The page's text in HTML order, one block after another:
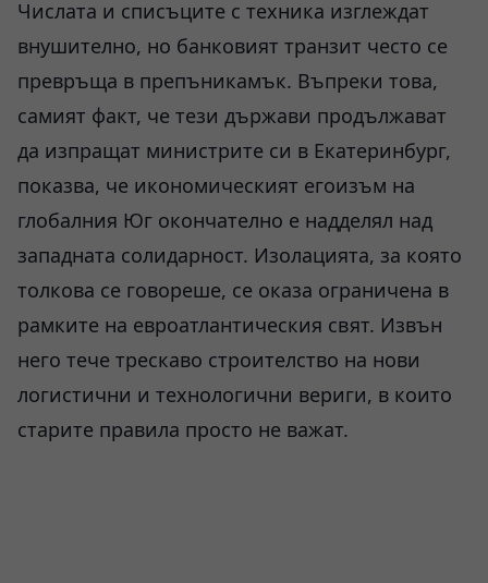
Числата и списъците с техника изглеждат
внушително, но банковият транзит често се
превръща в препъникамък. Въпреки това,
самият факт, че тези държави продължават
да изпращат министрите си в Екатеринбург,
показва, че икономическият егоизъм на
глобалния Юг окончателно е надделял над
западната солидарност. Изолацията, за която
толкова се говореше, се оказа ограничена в
рамките на евроатлантическия свят. Извън
него тече трескаво строителство на нови
логистични и технологични вериги, в които
старите правила просто не важат.